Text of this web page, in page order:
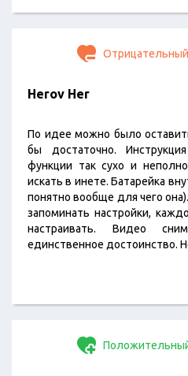
Herov Her
По идее можно было
бы достаточно.
функции так сухо и
искать в инете. Батарейка
понятно вообще для чего
запоминать настройки,
настраивать. Видео
единственное достоинство.